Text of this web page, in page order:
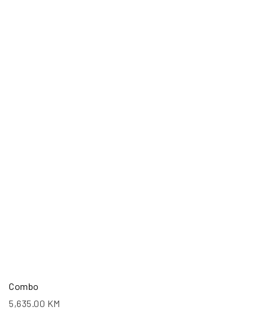
Combo
5,635.00 KM